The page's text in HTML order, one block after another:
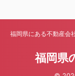
福岡県にある不動産会
福岡県